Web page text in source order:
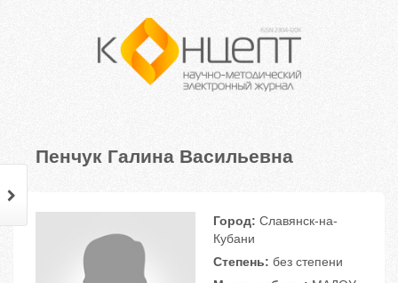
Пенчук Галина Васильевна
Город: Славянск-на-
Кубани
Степень: без степени